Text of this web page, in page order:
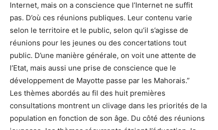
Internet, mais on a conscience que l’Internet ne suffit
pas. D’où ces réunions publiques. Leur contenu varie
selon le territoire et le public, selon qu’il s’agisse de
réunions pour les jeunes ou des concertations tout
public. D’une manière générale, on voit une attente de
l’Etat, mais aussi une prise de conscience que le
développement de Mayotte passe par les Mahorais.”
Les thèmes abordés au fil des huit premières
consultations montrent un clivage dans les priorités de la
population en fonction de son âge. Du côté des réunions